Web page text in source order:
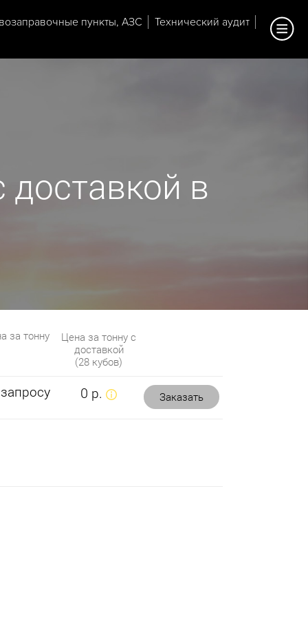
пункты, АЗС
Технический аудит
доставкой в
за тонну
Цена за тонну с
доставкой
(28 кубов)
0 р. Заказать